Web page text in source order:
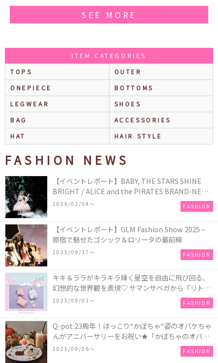
SEE MORE
ITEM CATEGORIES
TOPS
OUTER
ONEPIECE
BOTTOMS
LEGWEAR
SHOES
BAG
ACCESSORIES
HAT
HAIR STYLE
FASHION NEWS
【イベントレポート】BABY, THE STARS SHINE
BRIGHT / ALICE and the PIRATES BRAND-NEW
COLLECTION in TOKYO
2026/02/04〜 FASHION
【イベントレポート】GLM Fashion Show 2025 –
原宿で魅せたゴシック＆ロリータの最前線
2025/09/17〜 FASHION
キキ＆ララがキラキラ輝く星空を自由に飛び回る、
幻想的な世界観を表現♡ サマンサベガから『リトル
ツインスターズ』50周年アニバーサリーイヤー』を
2025/09/01〜 FASHION
Q-pot.23周年！ほっこり“かぼちゃ“姿のオバケちゃ
んがアニバーサリーをお祝い★「かぼちゃのオバケ
ーキアクセサリー」が新発売！Q-pot CAFE.では
「かぼちゃのオバケーキプレート」も登場
2025/09/06〜 FASHION